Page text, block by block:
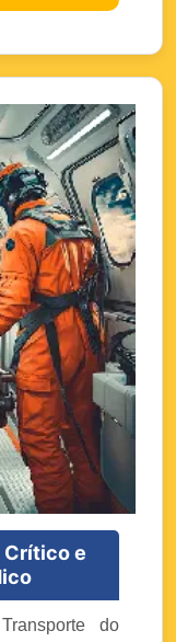
Crítico e
do